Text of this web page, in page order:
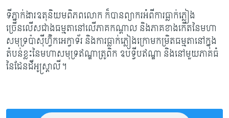
ទីភ្នាក់ងារឧតុនិយមពិភពលោក ក៏បានព្យាករអំពីការធ្លាក់ភ្លៀង
ច្រើនលើសជាងធម្មតានៅ​លើ​ភាគកណ្តាល និងភាគ​ខាង​កើតនៃមហា
សមុទ្រប៉ាស៊ីហ្វ៊ិកអេក្វាទ័រ និងការធ្លាក់ភ្លៀងក្រោម​កម្រិត​ធម្មតា​នៅក្នុង​
តំបន់​ខ្លះ​នៃមហាសមុទ្រឥណ្ឌាត្រូពិក ឧបទ្វីបឥណ្ឌា និងនៅមួយភាគធំ​
នៃ​ដែនដី​​អូស្រ្តាលី។